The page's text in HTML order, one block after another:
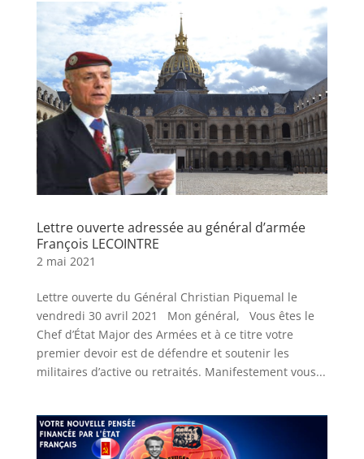
Lettre ouverte adressée au général d’armée
François LECOINTRE
2 mai 2021
Lettre ouverte du Général Christian Piquemal le
vendredi 30 avril 2021 Mon général, Vous êtes le
Chef d’État Major des Armées et à ce titre votre
premier devoir est de défendre et soutenir les
militaires d’active ou retraités. Manifestement vous...